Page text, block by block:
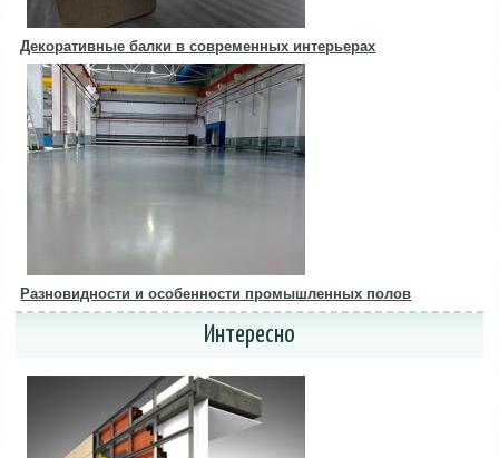
Декоративные балки в современных интерьерах
Разновидности и особенности промышленных полов
Интересно